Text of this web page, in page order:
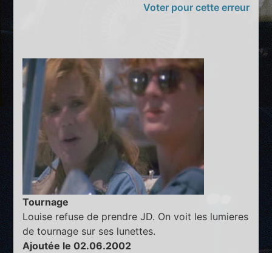
Voter pour cette erreur
Tournage
Louise refuse de prendre JD. On voit les lumieres
de tournage sur ses lunettes.
Ajoutée le 02.06.2002